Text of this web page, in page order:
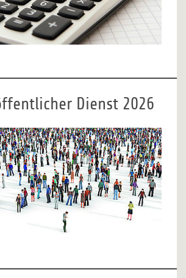
Dienst 2026